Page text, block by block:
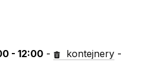
- 12:00 - kontejnery -